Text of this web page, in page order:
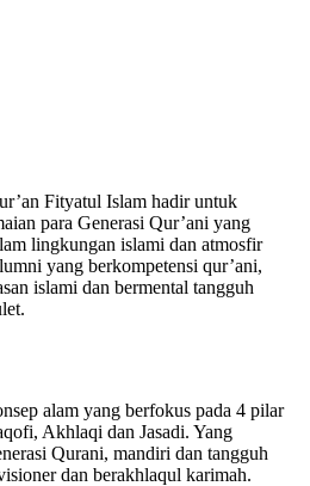
Fityatul Islam hadir untuk
para Generasi Qur’ani yang
lingkungan islami dan atmosfir
yang berkompetensi qur’ani,
islami dan bermental tangguh
alam yang berfokus pada 4 pilar
Akhlaqi dan Jasadi. Yang
Qurani, mandiri dan tangguh
dan berakhlaqul karimah.